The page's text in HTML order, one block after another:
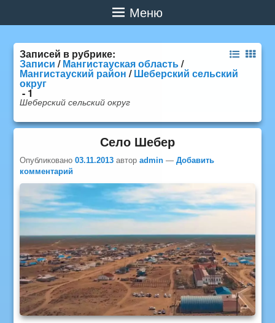
Меню
Записей в рубрике:
Записи /Мангистауская область/
Мангистауский район /Шеберский сельский
округ
- 1
Шеберский сельский округ
Село Шебер
Опубликовано03.11.2013 авторadmin —Добавить
комментарий